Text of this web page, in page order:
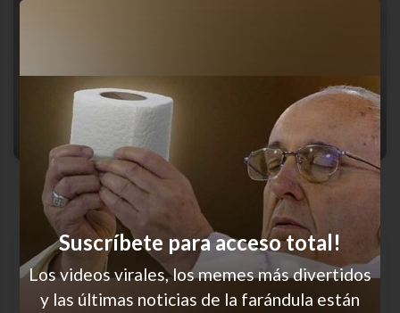
Siempre las dos
Suscríbete para acceso total!
Los videos virales, los memes más divertidos
y las últimas noticias de la farándula están